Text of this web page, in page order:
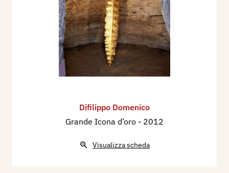
Difilippo Domenico
Grande Icona d’oro - 2012
Visualizza scheda